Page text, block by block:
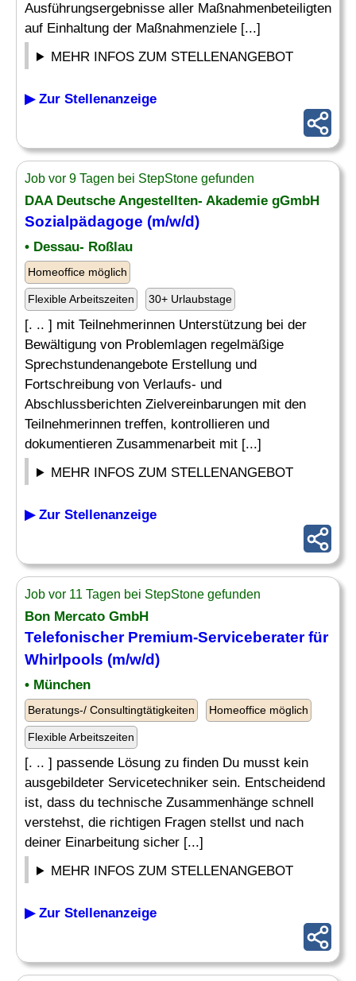
Ausführungsergebnisse aller Maßnahmenbeteiligten
auf Einhaltung der Maßnahmenziele [...]
MEHR INFOS ZUM STELLENANGEBOT
▶ Zur Stellenanzeige
Job vor 9 Tagen bei StepStone gefunden
DAA Deutsche Angestellten- Akademie gGmbH
Sozialpädagoge (m/w/d)
• Dessau- Roßlau
Homeoffice möglich
Flexible Arbeitszeiten 30+ Urlaubstage
[. .. ] mit Teilnehmerinnen Unterstützung bei der
Bewältigung von Problemlagen regelmäßige
Sprechstundenangebote Erstellung und
Fortschreibung von Verlaufs- und
Abschlussberichten Zielvereinbarungen mit den
Teilnehmerinnen treffen, kontrollieren und
dokumentieren Zusammenarbeit mit [...]
MEHR INFOS ZUM STELLENANGEBOT
▶ Zur Stellenanzeige
Job vor 11 Tagen bei StepStone gefunden
Bon Mercato GmbH
Telefonischer Premium-Serviceberater für
Whirlpools (m/w/d)
• München
Beratungs-/ Consultingtätigkeiten Homeoffice möglich
Flexible Arbeitszeiten
[. .. ] passende Lösung zu finden Du musst kein
ausgebildeter Servicetechniker sein. Entscheidend
ist, dass du technische Zusammenhänge schnell
verstehst, die richtigen Fragen stellst und nach
deiner Einarbeitung sicher [...]
MEHR INFOS ZUM STELLENANGEBOT
▶ Zur Stellenanzeige